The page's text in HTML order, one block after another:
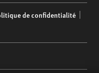
de confidentialité